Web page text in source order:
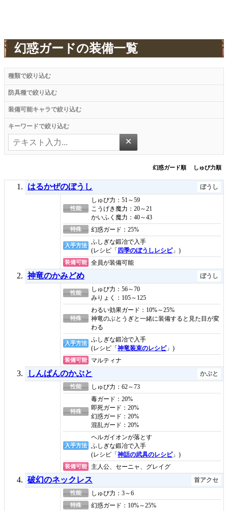
幻惑ガードの装備一覧
種類で絞り込む
防具種で絞り込む
装備可能キャラで絞り込む
キーワードで絞り込む
×
幻惑ガード順 しゅび力順
はるかぜのぼうし ぼうし
性能
しゅび力：51～59
こうげき魔力：20～21
かいふく魔力：40～43
特殊 幻惑ガード：25%
入手方法
ふしぎな鍛冶で入手
(レシピ「四季のぼうしレシピ」)
装備可能 全員が装備可能
神竜のかみどめ ぼうし
性能
しゅび力：56～70
みりょく：105～125
特殊
わるい効果ガード：10%～25%
神竜のぶとうぎと一緒に装備すると見た目が変
わる
入手方法
ふしぎな鍛冶で入手
(レシピ「神竜装束のレシピ」)
装備可能 マルティナ
しんぱんのかぶと かぶと
性能 しゅび力：62～73
特殊
毒ガード：20%
即死ガード：20%
幻惑ガード：20%
混乱ガード：20%
入手方法
ヘルガイオンが落とす
ふしぎな鍛冶で入手
(レシピ「神話の武具のレシピ」)
装備可能 主人公、セーニャ、グレイグ
破幻のネックレス 首アクセ
性能 しゅび力：3～6
特殊 幻惑ガード：10%～25%